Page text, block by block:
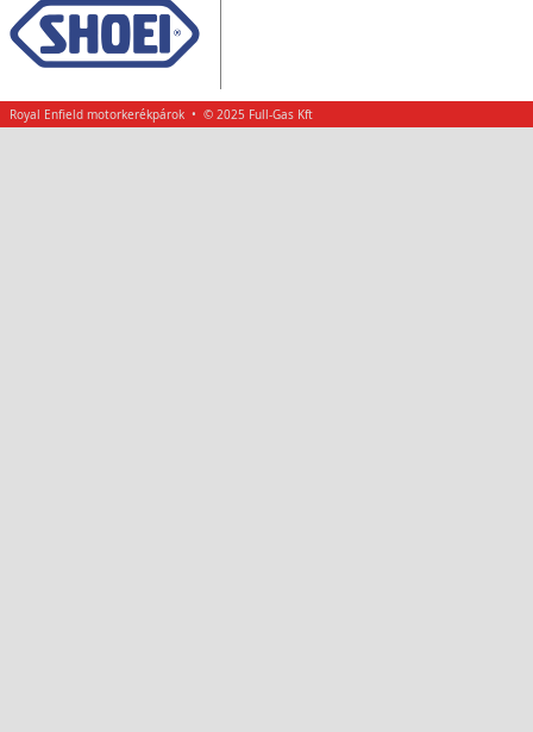
Royal Enfield motorkerékpárok • © 2025 Full-Gas Kft